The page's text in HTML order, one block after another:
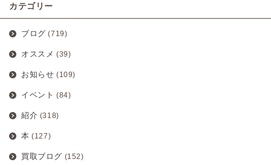
カテゴリー
ブログ (719)
オススメ (39)
お知らせ (109)
イベント (84)
紹介 (318)
本 (127)
買取ブログ (152)